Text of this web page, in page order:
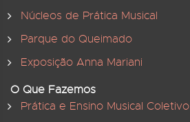
Núcleos de Prática Musical
Parque do Queimado
Exposição Anna Mariani
O Que Fazemos
Prática e Ensino Musical Coletivo